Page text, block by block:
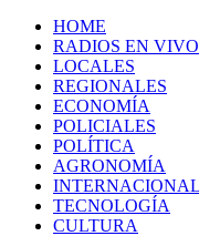
HOME
RADIOS EN VIVO
LOCALES
REGIONALES
ECONOMÍA
POLICIALES
POLÍTICA
AGRONOMÍA
INTERNACIONAL
TECNOLOGÍA
CULTURA